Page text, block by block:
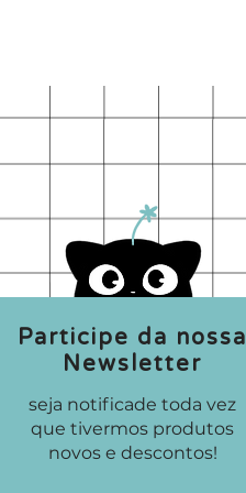
Participe da nossa
Newsletter
seja notificade toda vez
que tivermos produtos
novos e descontos!